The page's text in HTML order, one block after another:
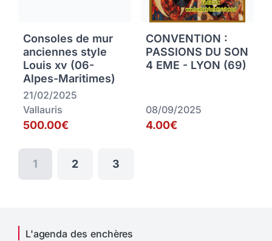
Consoles de mur
anciennes style
Louis xv (06-
Alpes-Maritimes)
21/02/2025
Vallauris
500.00€
CONVENTION :
PASSIONS DU SON
4 EME - LYON (69)
08/09/2025
4.00€
1 2 3
L'agenda des enchères